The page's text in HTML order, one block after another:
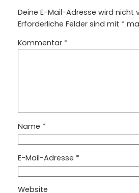
Deine E-Mail-Adresse wird nicht
Erforderliche Felder sind mit *
Kommentar *
Name *
E-Mail-Adresse *
Website